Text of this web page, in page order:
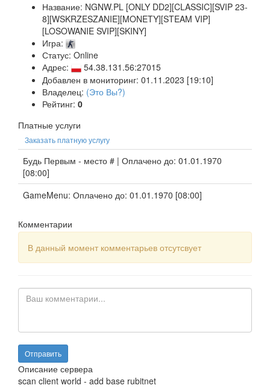
Название: NGNW.PL [ONLY DD2][CLASSIC][SVIP 23-
8][WSKRZESZANIE][MONETY][STEAM VIP]
[LOSOWANIE SVIP][SKINY]
Игра:
Статус: Online
Адрес:
54.38.131.56:27015
Добавлен в мониторинг: 01.11.2023 [19:10]
Владелец: (Это Вы?)
Рейтинг: 0
Платные услуги
Заказать платную услугу
Будь Первым - место # | Оплачено до: 01.01.1970
[08:00]
GameMenu: Оплачено до: 01.01.1970 [08:00]
Комментарии
В данный момент комментарьев отсутсвует
Описание сервера
scan client world - add base rubitnet